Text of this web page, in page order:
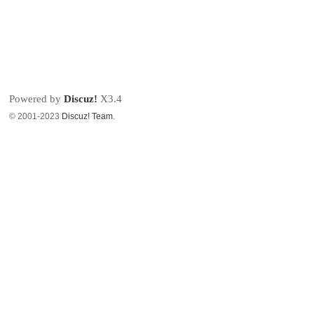
Powered byDiscuz! X3.4
© 2001-2023 Discuz! Team.